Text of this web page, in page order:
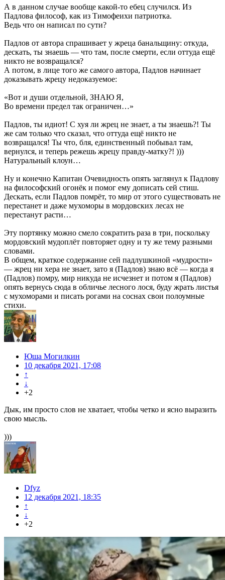
А в данном случае вообще какой-то ебец случился. Из
Падлова философ, как из Тимофеихи патриотка.
Ведь что он написал по сути?
Падлов от автора спрашивает у жреца банальщину: откуда,
дескать, ты знаешь — что там, после смерти, если оттуда ещё
никто не возвращался?
А потом, в лице того же самого автора, Падлов начинает
доказывать жрецу недоказуемое:
«Вот и души отдельной, ЗНАЮ Я,
Во времени предел так ограничен…»
Падлов, ты идиот! С хуя ли жрец не знает, а ты знаешь?! Ты
же сам только что сказал, что оттуда ещё никто не
возвращался! Ты что, бля, единственный побывал там,
вернулся, и теперь режешь жрецу правду-матку?! )))
Натуральный клоун…
Ну и конечно Капитан Очевидность опять заглянул к Падлову
на философский огонёк и помог ему дописать сей стиш.
Дескать, если Падлов помрёт, то мир от этого существовать не
перестанет и даже мухоморы в мордовских лесах не
перестанут расти…
Эту портянку можно смело сократить раза в три, поскольку
мордовский мудоплёт повторяет одну и ту же тему разными
словами.
В общем, краткое содержание сей падлушкиной «мудрости»
— жрец ни хера не знает, зато я (Падлов) знаю всё — когда я
(Падлов) помру, мир никуда не исчезнет и потом я (Падлов)
опять вернусь сюда в обличье лесного лося, буду жрать листья
с мухоморами и писать рогами на соснах свои полоумные
стихи.
Юша Могилкин
10 декабря 2021, 17:08
↑
↓
+2
Дык, им просто слов не хватает, чтобы четко и ясно выразить
свою мысль.
)))
Dfyz
12 декабря 2021, 18:35
↑
↓
+2